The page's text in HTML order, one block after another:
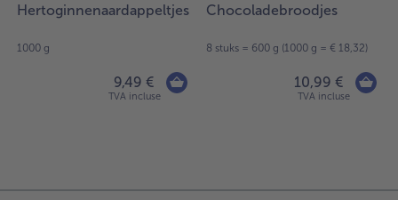
Hertoginnenaardappeltjes
1000 g
9,49 €
TVA incluse
Chocoladebroodjes
8 stuks = 600 g (1000 g = € 18,32)
10,99 €
TVA incluse